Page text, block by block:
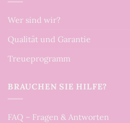
Wer sind wir?
Qualität und Garantie
Treueprogramm
BRAUCHEN SIE HILFE?
FAQ – Fragen & Antworten